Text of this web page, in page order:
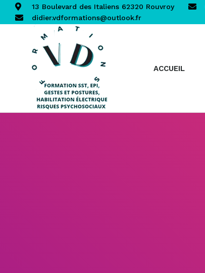
13 Boulevard des Italiens 62320 Rouvroy
didier.vdformations@outlook.fr
ACCUEIL